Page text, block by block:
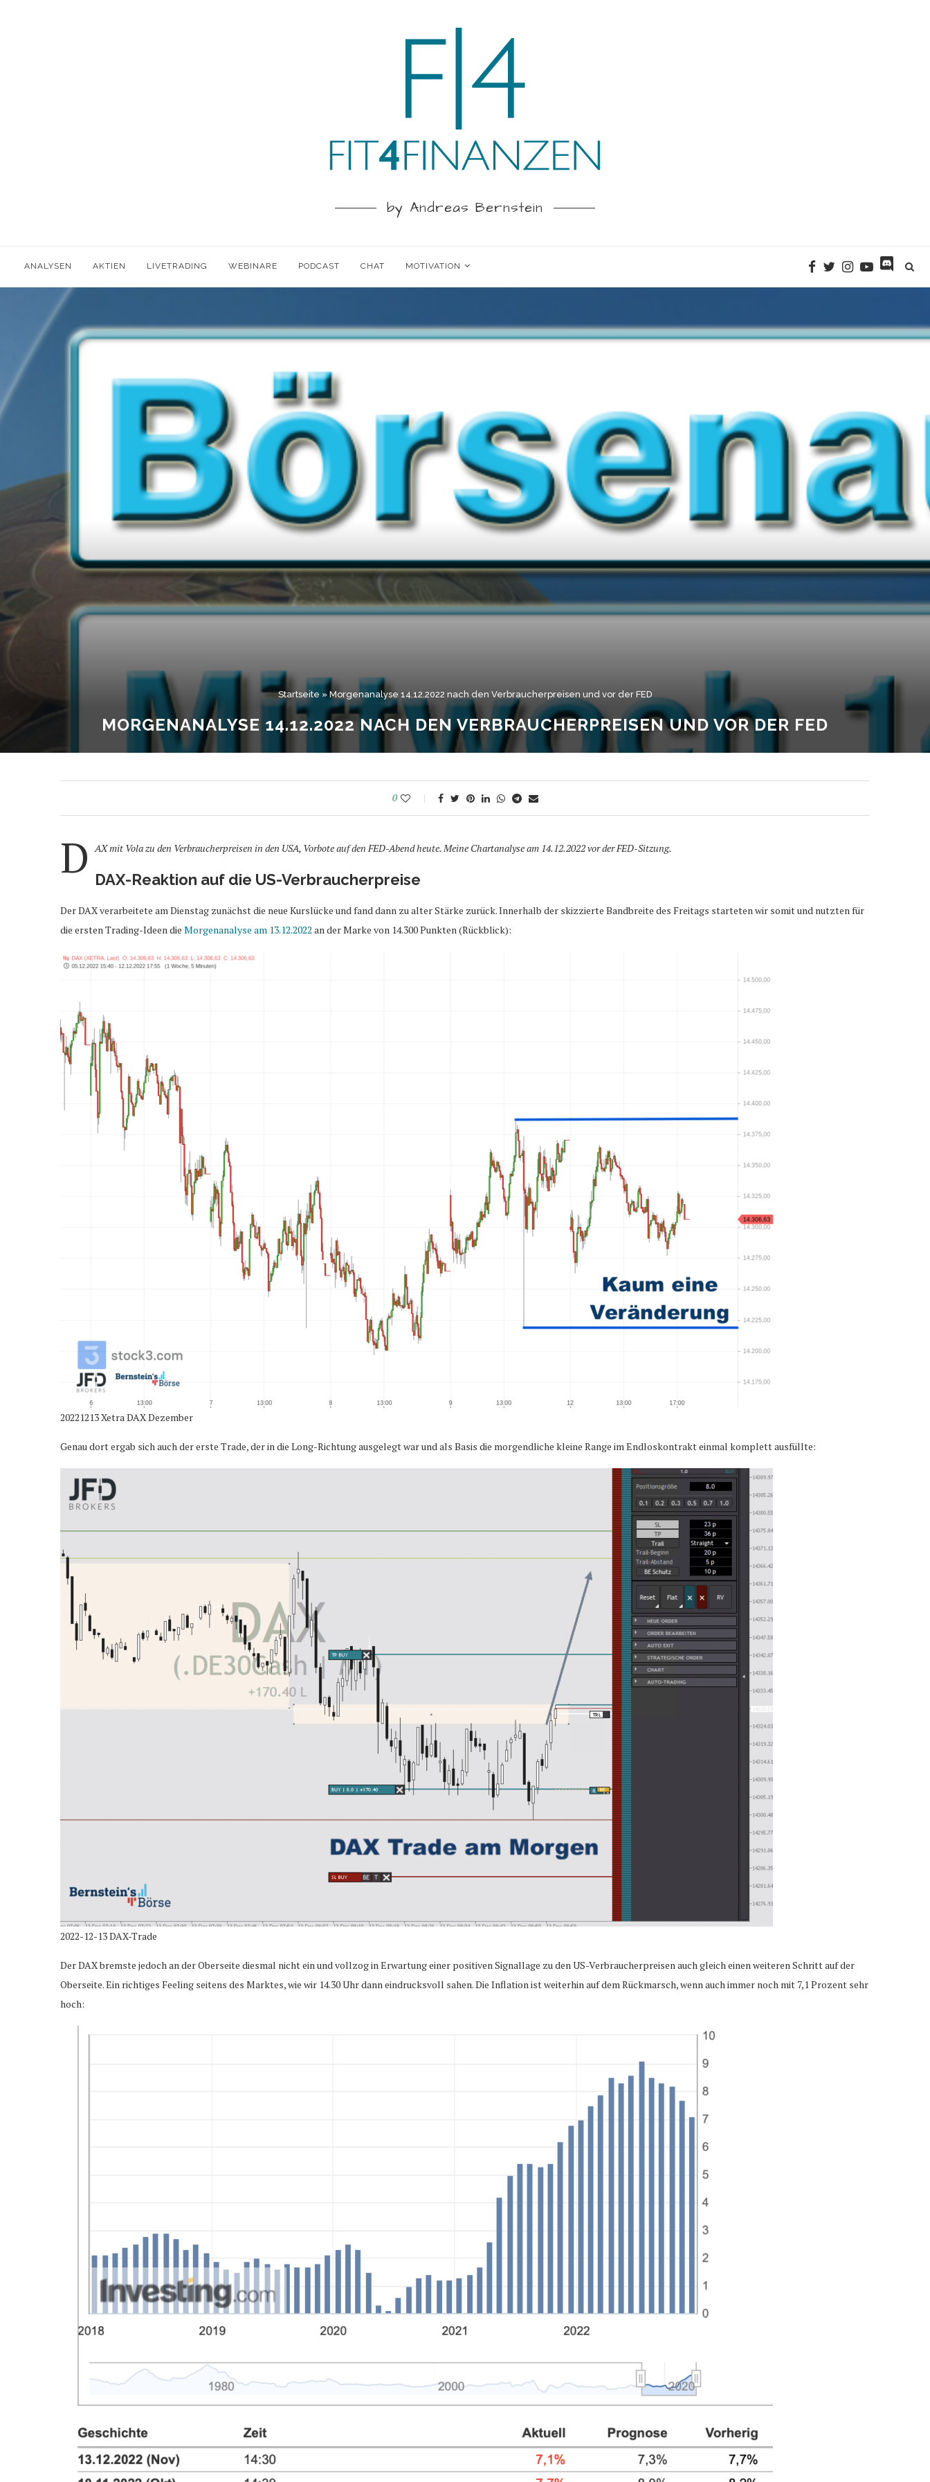
by Andreas Bernstein
ANALYSEN AKTIEN LIVETRADING WEBINARE PODCAST CHAT MOTIVATION
Startseite »Morgenanalyse 14.12.2022 nach den Verbraucherpreisen und vor der FED
MORGENANALYSE 14.12.2022 NACH DEN VERBRAUCHERPREISEN UND VOR DER FED
0
D AX mit Vola zu den Verbraucherpreisen in den USA, Vorbote auf den FED-Abend heute. Meine Chartanalyse am 14.12.2022 vor der FED-Sitzung.
DAX-Reaktion auf die US-Verbraucherpreise
Der DAX verarbeitete am Dienstag zunächst die neue Kurslücke und fand dann zu alter Stärke zurück. Innerhalb der skizzierte Bandbreite des Freitags starteten wir somit und nutzten für
die ersten Trading-Ideen die Morgenanalyse am 13.12.2022 an der Marke von 14.300 Punkten (Rückblick):
20221213 Xetra DAX Dezember
Genau dort ergab sich auch der erste Trade, der in die Long-Richtung ausgelegt war und als Basis die morgendliche kleine Range im Endloskontrakt einmal komplett ausfüllte:
2022-12-13 DAX-Trade
Der DAX bremste jedoch an der Oberseite diesmal nicht ein und vollzog in Erwartung einer positiven Signallage zu den US-Verbraucherpreisen auch gleich einen weiteren Schritt auf der
Oberseite. Ein richtiges Feeling seitens des Marktes, wie wir 14.30 Uhr dann eindrucksvoll sahen. Die Inflation ist weiterhin auf dem Rückmarsch, wenn auch immer noch mit 7,1 Prozent sehr
hoch: